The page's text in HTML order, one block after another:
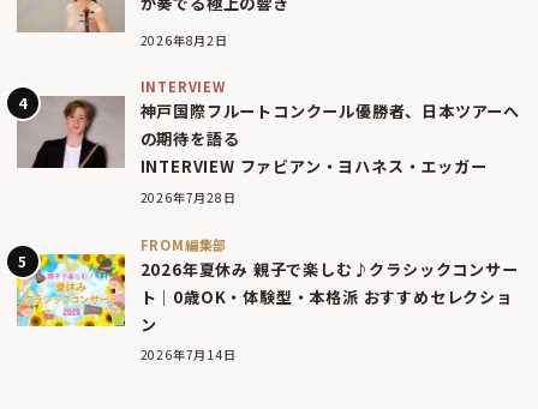
2026年8月2日
INTERVIEW
神戸国際フルートコンクール優勝者、日本ツアーへ
の期待を語る
INTERVIEW ファビアン・ヨハネス・エッガー
2026年7月28日
FROM編集部
2026年夏休み 親子で楽しむ♪クラシックコンサー
ト｜0歳OK・体験型・本格派 おすすめセレクショ
ン
2026年7月14日